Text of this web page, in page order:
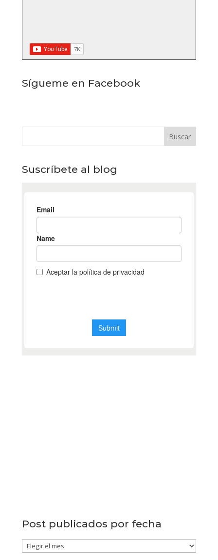
Sígueme en Facebook
Suscríbete al blog
Post publicados por fecha
Post